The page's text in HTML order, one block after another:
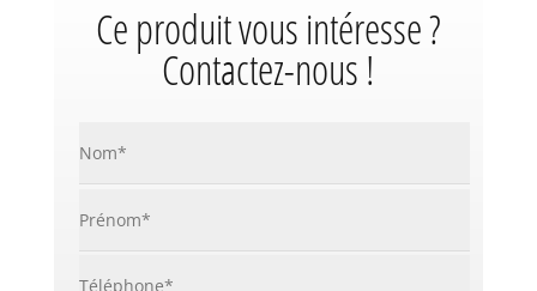
Ce produit vous intéresse ?
Contactez-nous !